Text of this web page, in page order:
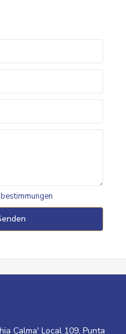
Calma' Local 109, Punta